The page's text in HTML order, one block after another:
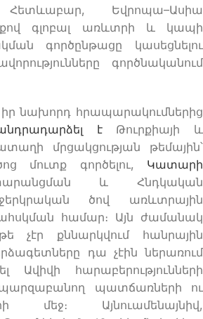
Հետևաբար, Եվրոպա–Ասիա
գլոբալ առևտրի և կապի
գործընթացը կասեցնելու
գործնականում
նախորդ հրապարակումներից
էԹուրքիայի և
մրցակցության թեմային՝
մուտք գործելու, Կատարի
և Հնդկական
ծով առևտրային
համար։ Այն ժամանակ
չէր քննարկվում հանրային
դա չէին ներառում
հարաբերությունների
պատճառների ու
մեջ։ Այնուամենայնիվ,